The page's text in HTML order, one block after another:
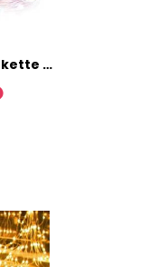
SOLARBABY Solar Lichterkette Aussen,2x22M Totale 400 LED Solarlichterkette Außen Wetterfest,8 Modi Bunt Kupferdraht Lichterkette Außen Solar Weihnachts Lichterkette für Garten Terrasse Dekoration